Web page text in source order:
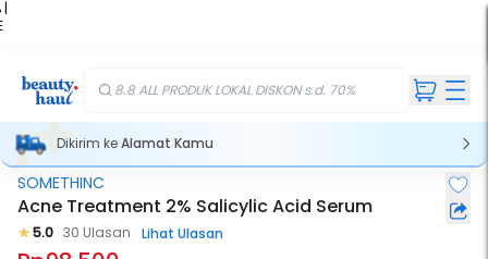
|
8.8 ALL PRODUK LOKAL DISKON s.d. 70%
Dikirim keAlamat Kamu
SOMETHINC
Acne Treatment 2% Salicylic Acid Serum
5.0 30 Ulasan Lihat Ulasan